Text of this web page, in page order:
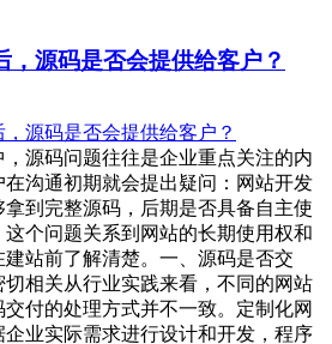
，源码是否会提供给客户？
源码问题往往是企业重点关注的内
沟通初期就会提出疑问：网站开发
到完整源码，后期是否具备自主使
这个问题关系到网站的长期使用权和
建站前了解清楚。一、源码是否交
相关从行业实践来看，不同的网站
付的处理方式并不一致。定制化网
业实际需求进行设计和开发，程序